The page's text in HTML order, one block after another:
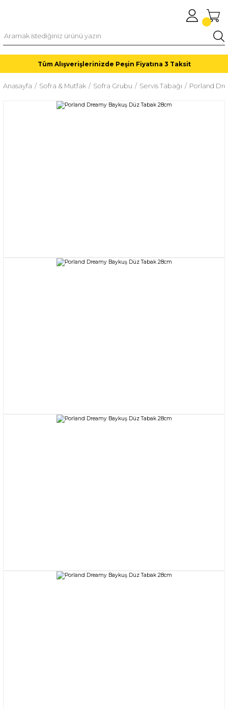
Tüm Alışverişlerinizde Peşin Fiyatına 3 Taksit
Anasayfa Sofra & Mutfak Sofra Grubu Servis Tabağı Porland